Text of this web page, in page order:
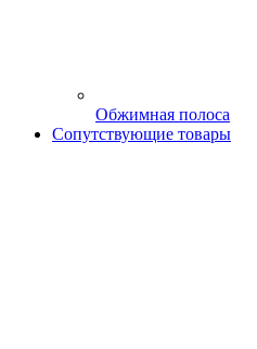
Обжимная полоса
Сопутствующие товары